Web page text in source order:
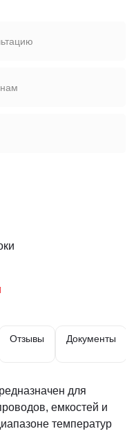
Отзывы Документы
для
емкостей и
температур